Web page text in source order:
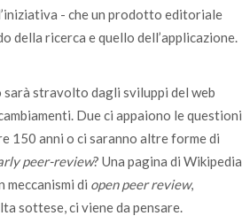
- che un prodotto editoriale
della ricerca e quello dell’applicazione.
stravolto dagli sviluppi del web
Due ci appaiono le questioni
150 anni o ci saranno altre forme di
peer-review? Una pagina di Wikipedia
di open peer review,
sottese, ci viene da pensare.